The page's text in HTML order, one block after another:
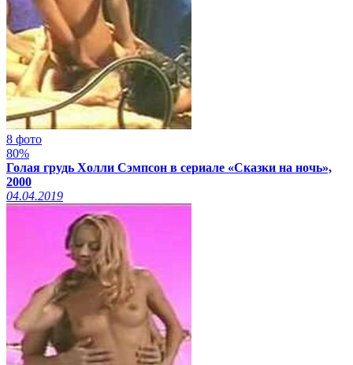
8 фото
80%
Голая грудь Холли Сэмпсон в сериале «Сказки на ночь»,
2000
04.04.2019